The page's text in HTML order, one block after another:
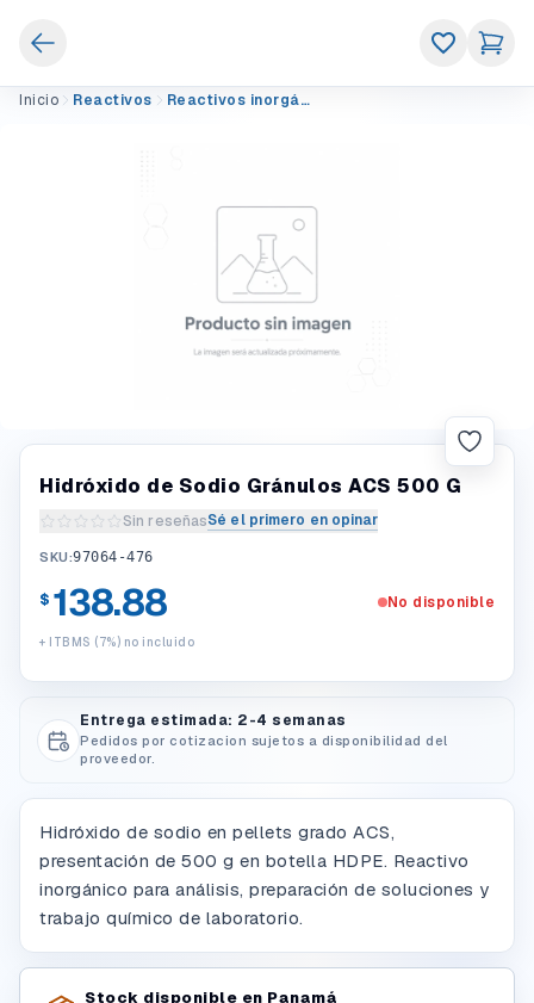
Inicio Reactivos Reactivos inorgánicos
Hidróxido de Sodio Gránulos ACS 500 G
Sin reseñasSé el primero en opinar
Escribir una reseña del producto
SKU:97064-476
$ 138.88
+ ITBMS (7%) no incluido
No disponible
Entrega estimada: 2-4 semanas
Pedidos por cotizacion sujetos a disponibilidad del
proveedor.
Hidróxido de sodio en pellets grado ACS,
presentación de 500 g en botella HDPE. Reactivo
inorgánico para análisis, preparación de soluciones y
trabajo químico de laboratorio.
Stock disponible en Panamá